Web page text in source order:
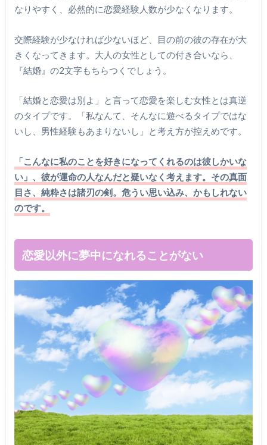
なりやすく、必然的に恋愛経験人数が少なくなります。
交際経験が少なければ少ないほど、目の前の彼の存在が大
きくなってきます。大人の女性としての付き合いなら、
『結婚』の2文字もちらつくでしょう。
「結婚と恋愛は別よ」と言って恋愛を楽しむ女性とは真逆
のタイプです。「私なんて、そんなに遊べるタイプではな
いし、男性経験もあまりないし」と考え方が控えめです。
「こんなに私のことを好きになってくれるのは彼しかいな
い」、彼が運命の人なんだと疑いなく考えます。その真面
目さ、純粋さは諸刃の剣。危うい思い込み、かもしれない
のです。
恋愛以外に夢中になれることがない